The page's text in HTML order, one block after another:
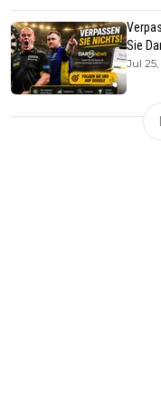
Sie
Jul 25,